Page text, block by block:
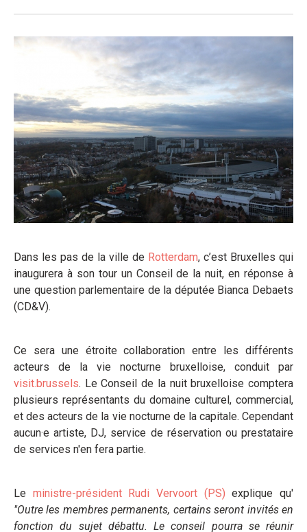
Dans les pas de la ville de Rotterdam, c’est Bruxelles qui
inaugurera à son tour un Conseil de la nuit, en réponse à
une question parlementaire de la députée Bianca Debaets
(CD&V).
Ce sera une étroite collaboration entre les différents
acteurs de la vie nocturne bruxelloise, conduit par
visit.brussels. Le Conseil de la nuit bruxelloise comptera
plusieurs représentants du domaine culturel, commercial,
et des acteurs de la vie nocturne de la capitale. Cependant
aucun·e artiste, DJ, service de réservation ou prestataire
de services n'en fera partie.
Le ministre-président Rudi Vervoort (PS) explique qu'
"Outre les membres permanents, certains seront invités en
fonction du sujet débattu. Le conseil pourra se réunir